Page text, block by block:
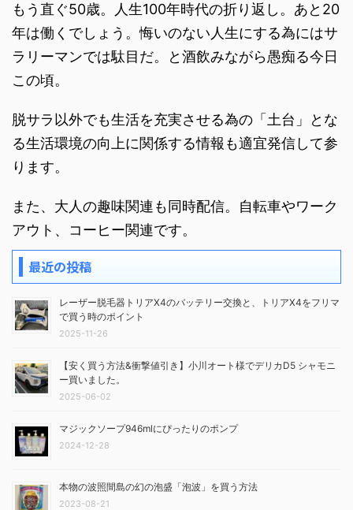
もう直ぐ50歳。人生100年時代の折り返し。あと20
年は働くでしょう。悔いのない人生にする為にはサ
ラリーマンでは駄目だ。と酒飲みながら愚痴る今日
この頃。
脱サラ以外でも生活を充実させる為の「土台」とな
る生活環境の向上に関係する情報も適宜発信して参
ります。
また、大人の趣味関連も同時配信。自転車やワーク
アウト、コーヒー関連です。
最近の投稿
レーザー脱毛器トリアX4のバッテリー交換と、トリアX4をフリマ
で買う時のポイント
2025-11-26
【安く買う方法&衝撃値引き】小川オート様でデリカD5 シャモニ
ー買いました。
2025-06-02
マジックソープ946mlにぴったりのポンプ
2024-12-28
本物の波照間島の幻の泡盛「泡波」を買う方法
2023-08-21